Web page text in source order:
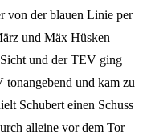
von der blauen Linie per
und Mäx Hüsken
und der TEV ging
und kam zu
Schubert einen Schuss
alleine vor dem Tor